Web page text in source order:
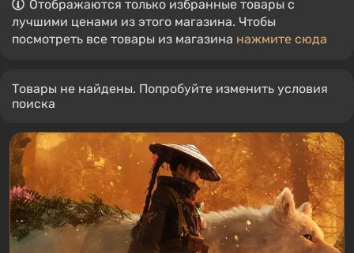
Отображаются только избранные товары с
лучшими ценами из этого магазина. Чтобы
посмотреть все товары из магазина нажмите сюда
Товары не найдены. Попробуйте изменить условия
поиска